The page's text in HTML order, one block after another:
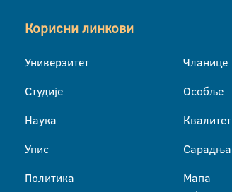
Корисни линкови
Универзитет
Студије
Наука
Упис
Политика
Чланице
Особље
Квалитет
Сарадња
Мапа